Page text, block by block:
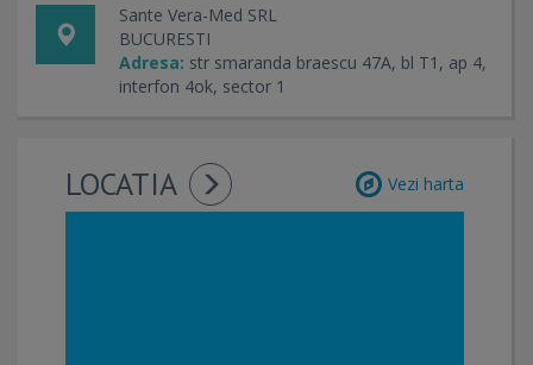
Sante Vera-Med SRL
BUCURESTI
Adresa: str smaranda braescu 47A, bl T1, ap 4,
interfon 4ok, sector 1
LOCATIA Vezi harta